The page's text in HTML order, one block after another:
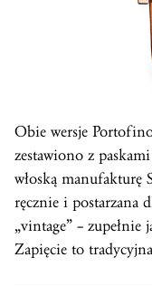
Obie wersje
zestawiono z
włoską manufakturę
ręcznie i postarzana
„vintage” – zupełnie
Zapięcie to